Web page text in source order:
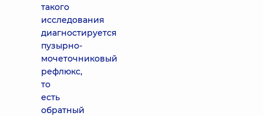
такого
исследования
диагностируется
пузырно-
мочеточниковый
рефлюкс,
то
есть
обратный